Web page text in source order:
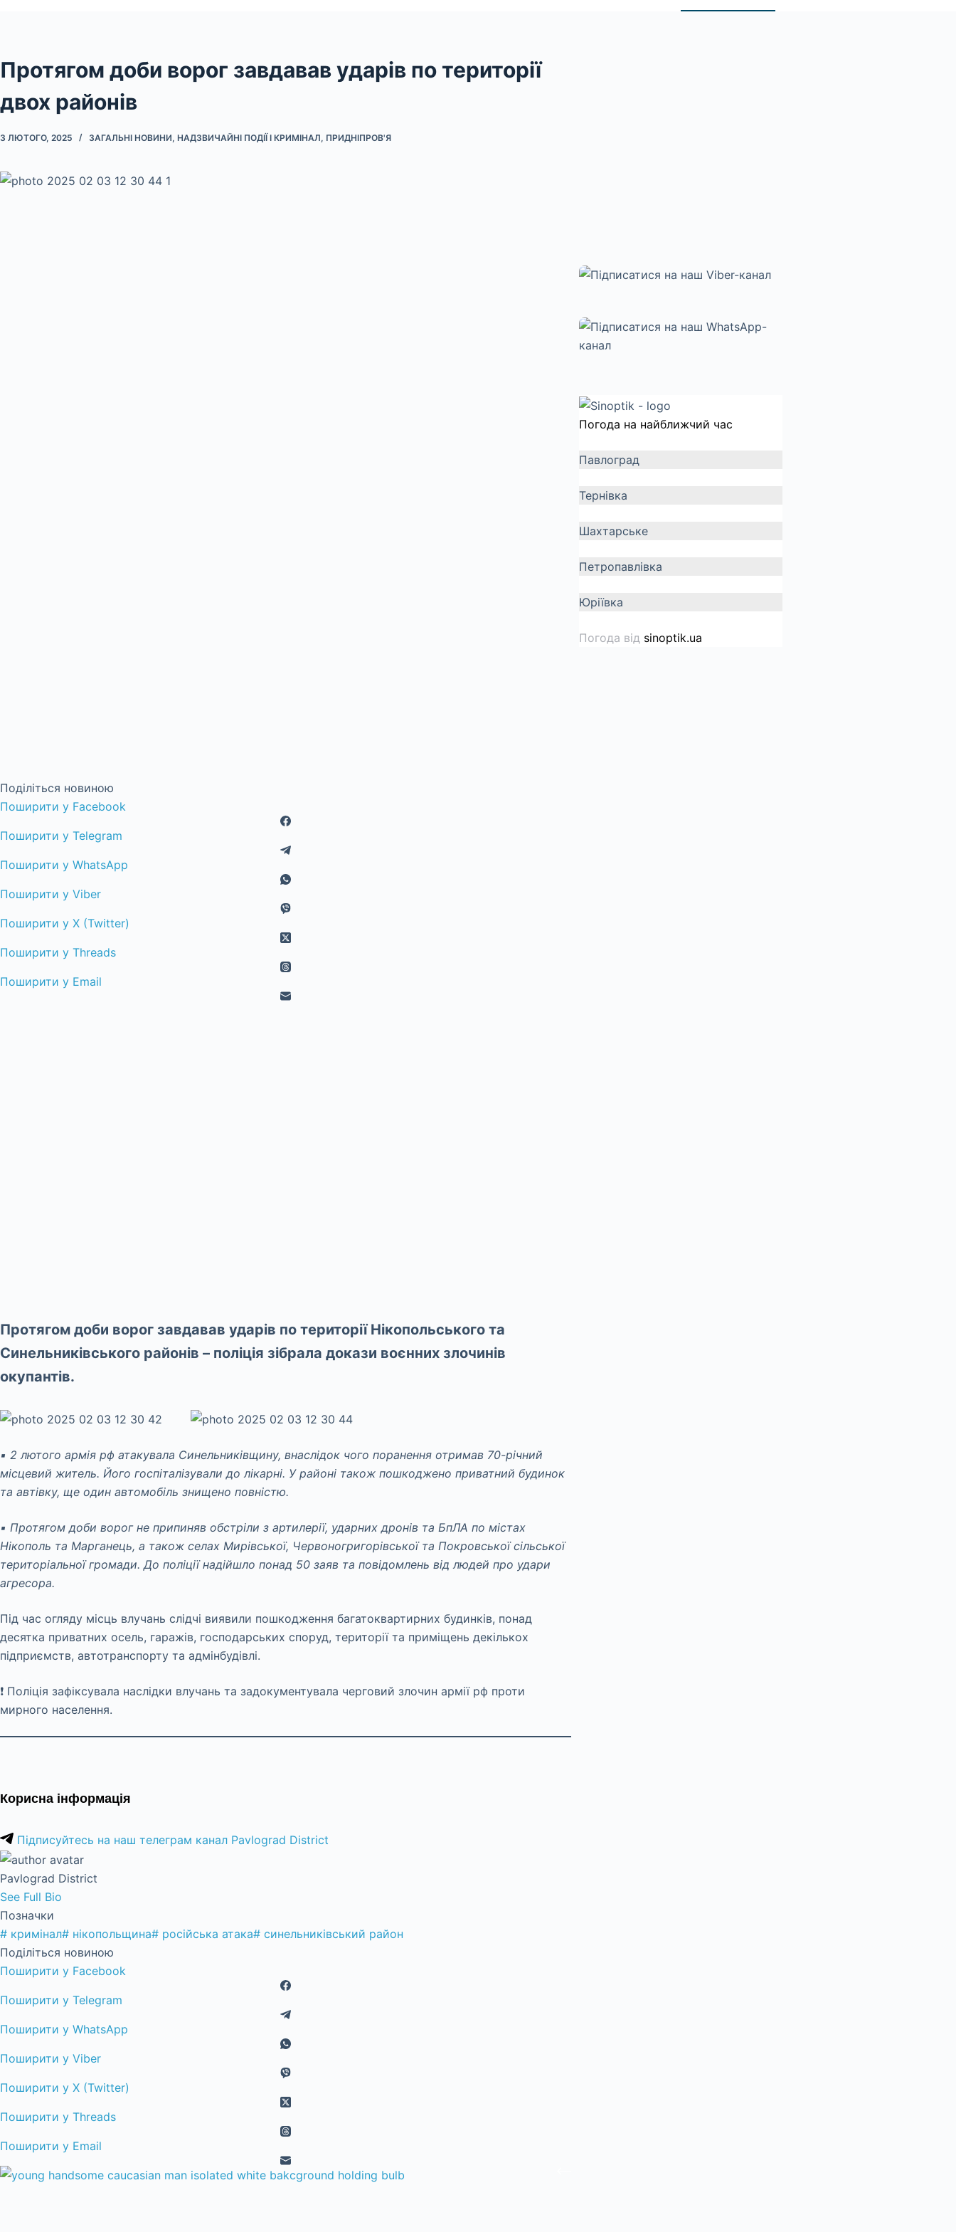
Протягом доби ворог завдавав ударів по території
двох районів
3 ЛЮТОГО, 2025 ЗАГАЛЬНІ НОВИНИ, НАДЗВИЧАЙНІ ПОДІЇ І КРИМІНАЛ, ПРИДНІПРОВ'Я
Поділіться новиною
Поширити у Facebook
Поширити у Telegram
Поширити у WhatsApp
Поширити у Viber
Поширити у X (Twitter)
Поширити у Threads
Поширити у Email
Протягом доби ворог завдавав ударів по території Нікопольського та
Синельниківського районів – поліція зібрала докази воєнних злочинів
окупантів.
▪️ 2 лютого армія рф атакувала Синельниківщину, внаслідок чого поранення отримав 70-річний
місцевий житель. Його госпіталізували до лікарні. У районі також пошкоджено приватний будинок
та автівку, ще один автомобіль знищено повністю.
▪️ Протягом доби ворог не припиняв обстріли з артилерії, ударних дронів та БпЛА по містах
Нікополь та Марганець, а також селах Мирівської, Червоногригорівської та Покровської сільської
територіальної громади. До поліції надійшло понад 50 заяв та повідомлень від людей про удари
агресора.
Під час огляду місць влучань слідчі виявили пошкодження багатоквартирних будинків, понад
десятка приватних осель, гаражів, господарських споруд, території та приміщень декількох
підприємств, автотранспорту та адмінбудівлі.
❗ Поліція зафіксувала наслідки влучань та задокументувала черговий злочин армії рф проти
мирного населення.
Корисна інформація
Підписуйтесь на наш телеграм канал Pavlograd District
Pavlograd District
See Full Bio
Позначки
# кримінал# нікопольщина# російська атака# синельниківський район
Поділіться новиною
Поширити у Facebook
Поширити у Telegram
Поширити у WhatsApp
Поширити у Viber
Поширити у X (Twitter)
Поширити у Threads
Поширити у Email
Погода на найближчий час
Павлоград
Тернівка
Шахтарське
Петропавлівка
Юріївка
Погода від sinoptik.ua